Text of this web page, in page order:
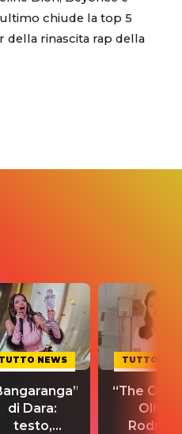
chiude la top 5
della rinascita rap della
TUTTO NEWS
di Dara:
testo,
TUTTO
“The
Olivia